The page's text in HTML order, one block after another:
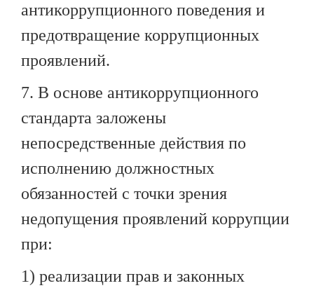
антикоррупционного поведения и
предотвращение коррупционных
проявлений.
7. В основе антикоррупционного
стандарта заложены
непосредственные действия по
исполнению должностных
обязанностей с точки зрения
недопущения проявлений коррупции
при:
1) реализации прав и законных